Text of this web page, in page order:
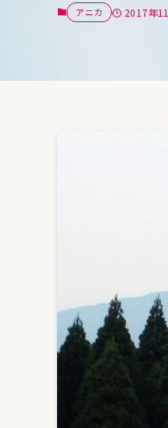
アニカ 2017年